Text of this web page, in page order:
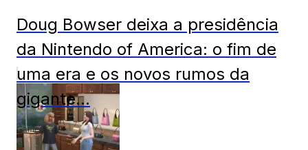
Doug Bowser deixa a presidência
da Nintendo of America: o fim de
uma era e os novos rumos da
gigante...
Games